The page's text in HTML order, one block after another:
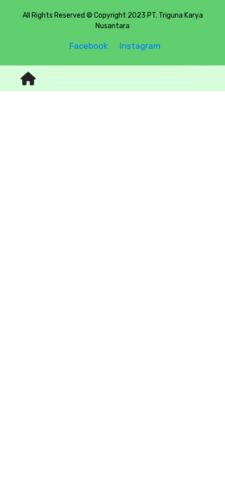
All Rights Reserved © Copyright 2023 PT. Triguna Karya
Nusantara
Facebook Instagram